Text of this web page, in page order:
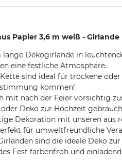
Papier 3,6 m weiß -
Dekogirlande in
eine festliche Atmosphäre.
sind ideal für trockene
kommen!
mit nach der Feier vorsichtig
Deko zur Hochzeit
Dekoration mit unseren
für umweltfreundliche
sind die ideale Deko
Fest farbenfroh und einladend.